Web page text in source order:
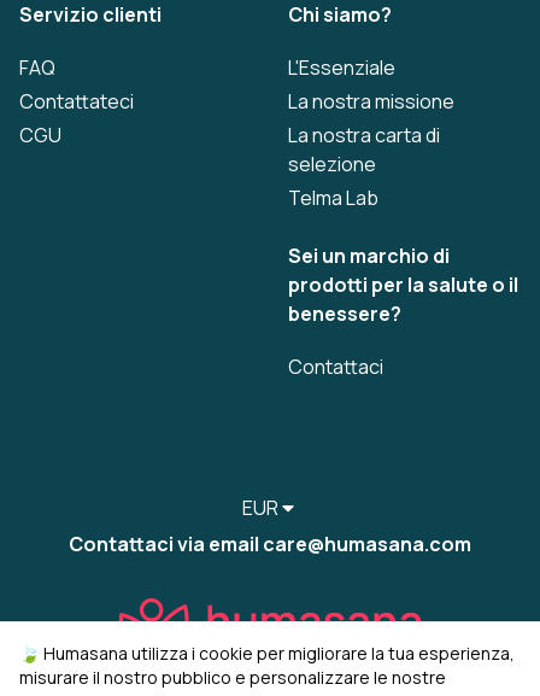
Servizio clienti
FAQ
Contattateci
CGU
Chi siamo?
L'Essenziale
La nostra missione
La nostra carta di
selezione
Telma Lab
Sei un marchio di
prodotti per la salute o il
benessere?
Contattaci
EUR
Contattaci via email care@humasana.com
🍃 Humasana utilizza i cookie per migliorare la tua esperienza,
misurare il nostro pubblico e personalizzare le nostre